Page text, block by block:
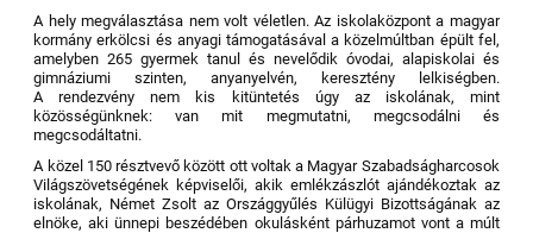
A hely megválasztása nem volt véletlen. Az iskolaközpont a magyar
kormány erkölcsi és anyagi támogatásával a közelmúltban épült fel,
amelyben 265 gyermek tanul és nevelődik óvodai, alapiskolai és
gimnáziumi szinten, anyanyelvén, keresztény lelkiségben.
A rendezvény nem kis kitüntetés úgy az iskolának, mint
közösségünknek: van mit megmutatni, megcsodálni és
megcsodáltatni.
A közel 150 résztvevő között ott voltak a Magyar Szabadságharcosok
Világszövetségének képviselői, akik emlékzászlót ajándékoztak az
iskolának, Német Zsoltaz Országgyűlés Külügyi Bizottságának az
elnöke, aki ünnepi beszédében okulásként párhuzamot vont a múlt